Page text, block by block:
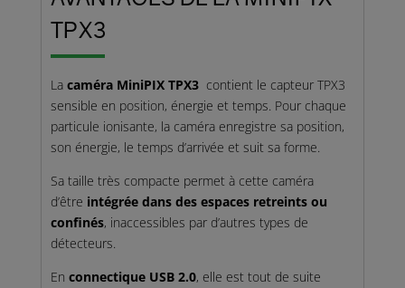
TPX3
La caméra MiniPIX TPX3 contient le capteur TPX3
sensible en position, énergie et temps. Pour chaque
particule ionisante, la caméra enregistre sa position,
son énergie, le temps d’arrivée et suit sa forme.
Sa taille très compacte permet à cette caméra
d’être intégrée dans des espaces retreints ou
confinés, inaccessibles par d’autres types de
détecteurs.
En connectique USB 2.0, elle est tout de suite